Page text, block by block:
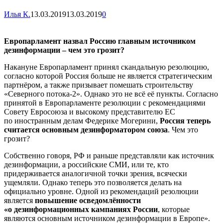
Илья К.13.03.201913.03.20190
Европарламент назвал Россию главным источником
дезинформации – чем это грозит?
Накануне Европарламент принял скандальную резолюцию,
согласно которой Россия больше не является стратегическим
партнёром, а также призывает помешать строительству
«Северного потока-2». Однако это не всё её пункты. Согласно
принятой в Европарламенте резолюции с рекомендациями
Совету Евросоюза и высокому представителю ЕС
по иностранным делам Федерике Могерини, Россия теперь
считается основным дезинформатором союза. Чем это
грозит?
Собственно говоря, РФ и раньше представляли как источник
дезинформации, а российские СМИ, или те, кто
придерживается аналогичной точки зрения, всячески
ущемляли. Однако теперь это позволяется делать на
официально уровне. Одной из рекомендаций резолюции
является повышение осведомлённости
«о дезинформационных кампаниях России, которые
являются основным источником дезинформации в Европе».